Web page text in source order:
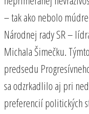
– tak ako nebolo
Národnej rady SR –
Michala Šimečku.
predsedu
sa odzrkadlilo aj pri
preferencií politických